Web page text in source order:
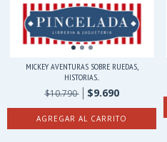
MICKEY AVENTURAS SOBRE RUEDAS,
HISTORIAS...
$10.790 $9.690